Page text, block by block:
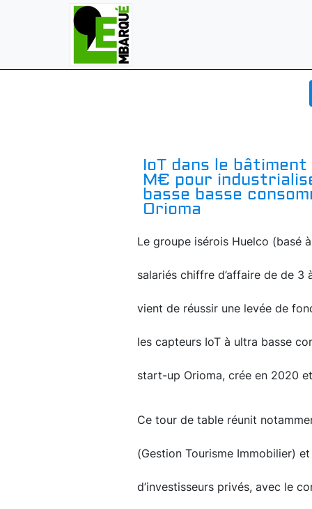
IoT dans le
M€ pour
basse basse
Orioma
Le groupe isérois Huelco (basé
salariés chiffre d’affaire de de 3
vient de réussir une levée de
les capteurs IoT à ultra basse
start-up Orioma, crée en 2020
Ce tour de table réunit
(Gestion Tourisme Immobilier)
d’investisseurs privés, avec le